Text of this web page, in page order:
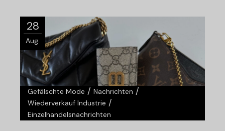
28
Aug.
Gefälschte Mode /Nachrichten /
Wiederverkauf Industrie /
Einzelhandelsnachrichten